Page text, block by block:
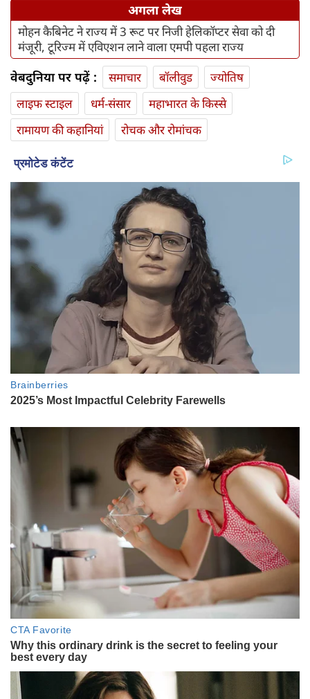
अगला लेख
मोहन कैबिनेट ने राज्य में 3 रूट पर निजी हेलिकॉप्टर सेवा को दी
मंजूरी, टूरिज्म में एविएशन लाने वाला एमपी पहला राज्य
वेबदुनिया पर पढ़ें : समाचार बॉलीवुड
ज्योतिष
लाइफ स्‍टाइल
धर्म-संसार
महाभारत के किस्से
रामायण की कहानियां
रोचक और रोमांचक